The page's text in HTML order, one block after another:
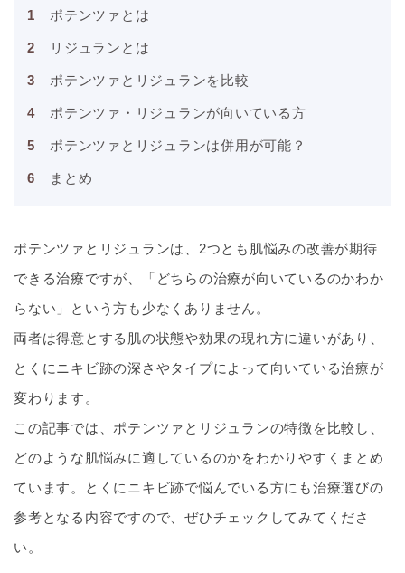
ポテンツァとは
リジュランとは
ポテンツァとリジュランを比較
ポテンツァ・リジュランが向いている方
ポテンツァとリジュランは併用が可能？
まとめ
ポテンツァとリジュランは、2つとも肌悩みの改善が期待
できる治療ですが、「どちらの治療が向いているのかわか
らない」という方も少なくありません。
両者は得意とする肌の状態や効果の現れ方に違いがあり、
とくにニキビ跡の深さやタイプによって向いている治療が
変わります。
この記事では、ポテンツァとリジュランの特徴を比較し、
どのような肌悩みに適しているのかをわかりやすくまとめ
ています。とくにニキビ跡で悩んでいる方にも治療選びの
参考となる内容ですので、ぜひチェックしてみてくださ
い。